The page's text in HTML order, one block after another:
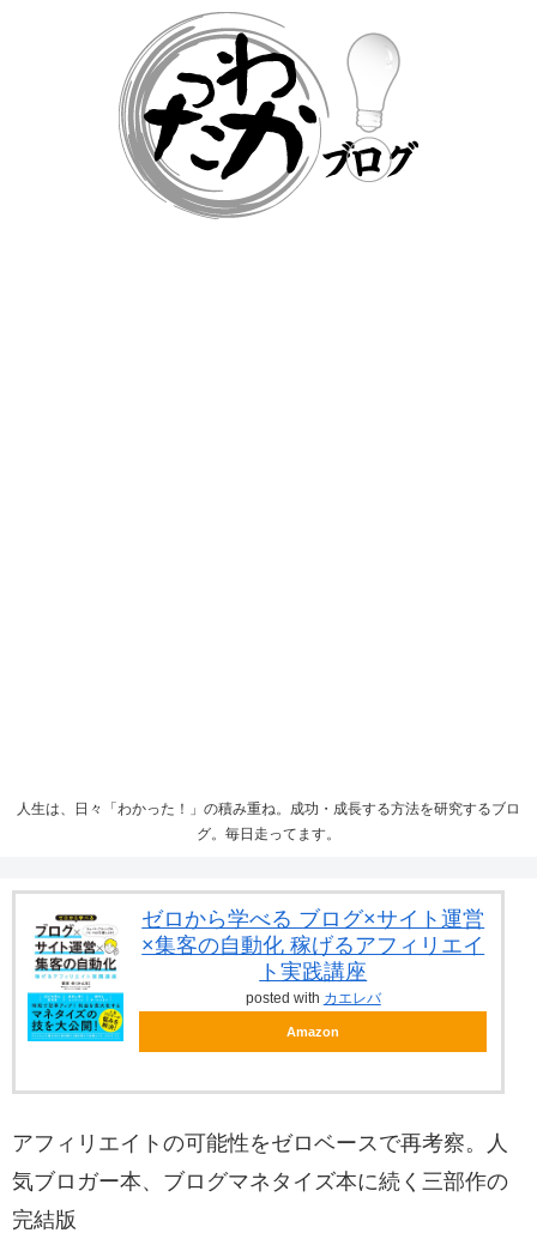
人生は、日々「わかった！」の積み重ね。成功・成長する方法を研究するブロ
グ。毎日走ってます。
ゼロから学べる ブログ×サイト運営
×集客の自動化 稼げるアフィリエイ
ト実践講座
posted with カエレバ
Amazon
アフィリエイトの可能性をゼロベースで再考察。人
気ブロガー本、ブログマネタイズ本に続く三部作の
完結版